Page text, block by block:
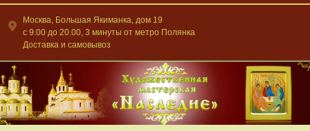
Москва, Большая Якиманка, дом 19
c 9.00 до 20.00, 3 минуты от метро Полянка
Доставка и самовывоз